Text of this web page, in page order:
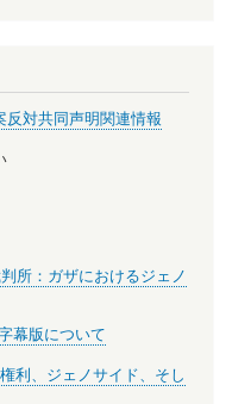
対共同声明関連情報
所：ガザにおけるジェノ
幕版について
利、ジェノサイド、そし